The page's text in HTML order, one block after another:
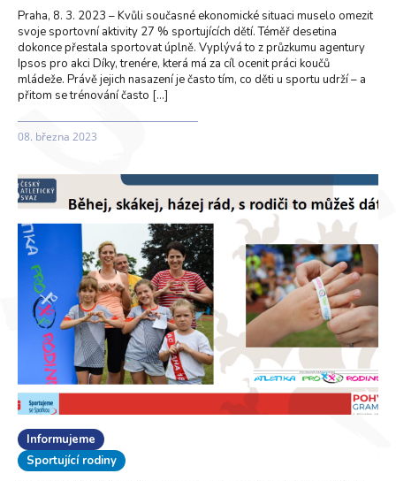
Praha, 8. 3. 2023 – Kvůli současné ekonomické situaci muselo omezit
svoje sportovní aktivity 27 % sportujících dětí. Téměř desetina
dokonce přestala sportovat úplně. Vyplývá to z průzkumu agentury
Ipsos pro akci Díky, trenére, která má za cíl ocenit práci koučů
mládeže. Právě jejich nasazení je často tím, co děti u sportu udrží – a
přitom se trénování často […]
08. března 2023
Informujeme
Sportující rodiny